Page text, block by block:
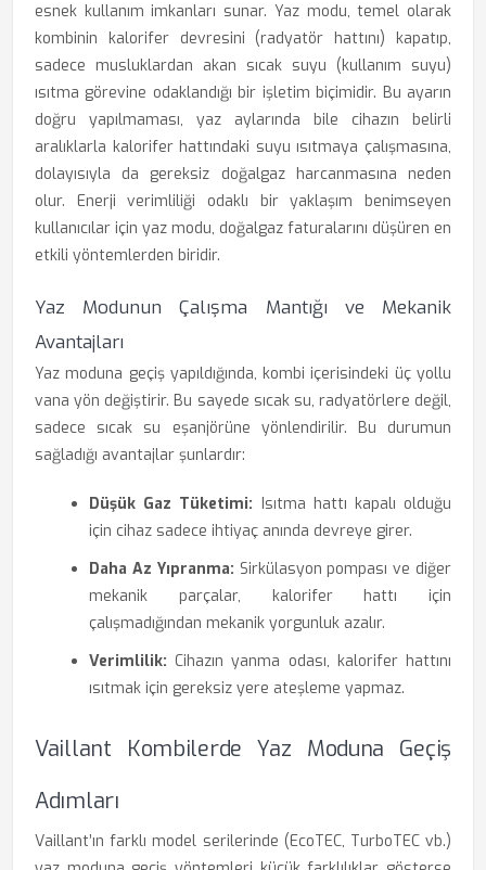
esnek kullanım imkanları sunar. Yaz modu, temel olarak
kombinin kalorifer devresini (radyatör hattını) kapatıp,
sadece musluklardan akan sıcak suyu (kullanım suyu)
ısıtma görevine odaklandığı bir işletim biçimidir. Bu ayarın
doğru yapılmaması, yaz aylarında bile cihazın belirli
aralıklarla kalorifer hattındaki suyu ısıtmaya çalışmasına,
dolayısıyla da gereksiz doğalgaz harcanmasına neden
olur. Enerji verimliliği odaklı bir yaklaşım benimseyen
kullanıcılar için yaz modu, doğalgaz faturalarını düşüren en
etkili yöntemlerden biridir.
Yaz Modunun Çalışma Mantığı ve Mekanik
Avantajları
Yaz moduna geçiş yapıldığında, kombi içerisindeki üç yollu
vana yön değiştirir. Bu sayede sıcak su, radyatörlere değil,
sadece sıcak su eşanjörüne yönlendirilir. Bu durumun
sağladığı avantajlar şunlardır:
Düşük Gaz Tüketimi: Isıtma hattı kapalı olduğu
için cihaz sadece ihtiyaç anında devreye girer.
Daha Az Yıpranma: Sirkülasyon pompası ve diğer
mekanik parçalar, kalorifer hattı için
çalışmadığından mekanik yorgunluk azalır.
Verimlilik: Cihazın yanma odası, kalorifer hattını
ısıtmak için gereksiz yere ateşleme yapmaz.
Vaillant Kombilerde Yaz Moduna Geçiş
Adımları
Vaillant’ın farklı model serilerinde (EcoTEC, TurboTEC vb.)